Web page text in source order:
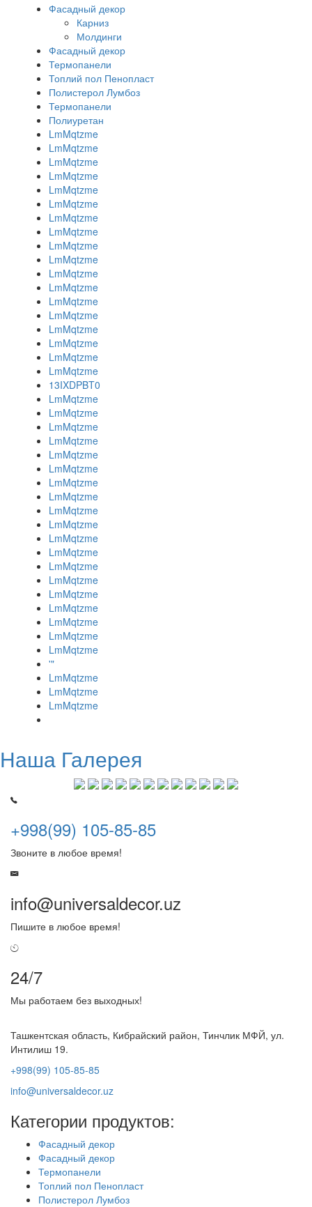
Фасадный декор
Карниз
Молдинги
Фасадный декор
Термопанели
Топлий пол Пенопласт
Полистерол Лумбоз
Термопанели
Полиуретан
LmMqtzme
LmMqtzme
LmMqtzme
LmMqtzme
LmMqtzme
LmMqtzme
LmMqtzme
LmMqtzme
LmMqtzme
LmMqtzme
LmMqtzme
LmMqtzme
LmMqtzme
LmMqtzme
LmMqtzme
LmMqtzme
LmMqtzme
LmMqtzme
13IXDPBT0
LmMqtzme
LmMqtzme
LmMqtzme
LmMqtzme
LmMqtzme
LmMqtzme
LmMqtzme
LmMqtzme
LmMqtzme
LmMqtzme
LmMqtzme
LmMqtzme
LmMqtzme
LmMqtzme
LmMqtzme
LmMqtzme
LmMqtzme
LmMqtzme
LmMqtzme
'"
LmMqtzme
LmMqtzme
LmMqtzme
Наша Галерея
+998(99) 105-85-85
Звоните в любое время!
info@universaldecor.uz
Пишите в любое время!
24/7
Мы работаем без выходных!
Ташкентская область, Кибрайский район, Тинчлик МФЙ, ул.
Интилиш 19.
+998(99) 105-85-85
info@universaldecor.uz
Категории продуктов:
Фасадный декор
Фасадный декор
Термопанели
Топлий пол Пенопласт
Полистерол Лумбоз